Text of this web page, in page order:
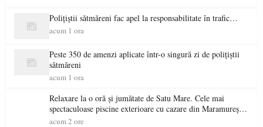
Polițiștii sătmăreni fac apel la responsabilitate în trafic…
acum 1 ora
Peste 350 de amenzi aplicate într-o singură zi de polițiștii
sătmăreni
acum 1 ora
Relaxare la o oră și jumătate de Satu Mare. Cele mai
spectaculoase piscine exterioare cu cazare din Maramureș,
ideale pentru o escapadă de vară
acum 2 ore